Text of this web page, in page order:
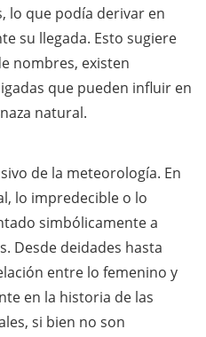
lo que podía derivar en
su llegada. Esto sugiere
nombres, existen
que pueden influir en
natural.
de la meteorología. En
lo impredecible o lo
simbólicamente a
Desde deidades hasta
entre lo femenino y
en la historia de las
si bien no son